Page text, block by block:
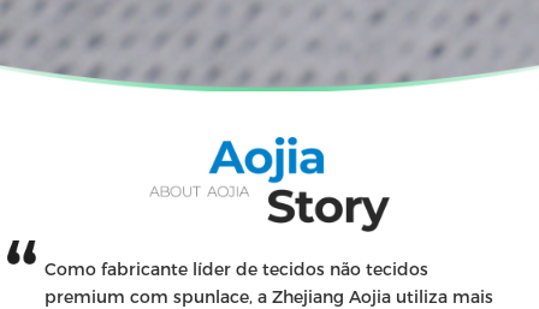
Como fabricante líder de tecidos não tecidos
premium com spunlace, a Zhejiang Aojia utiliza mais